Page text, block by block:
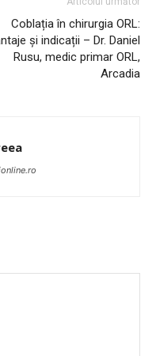
TĂU!
Coblația în chirurgia ORL:
și indicații – Dr. Daniel
Rusu, medic primar ORL,
Arcadia